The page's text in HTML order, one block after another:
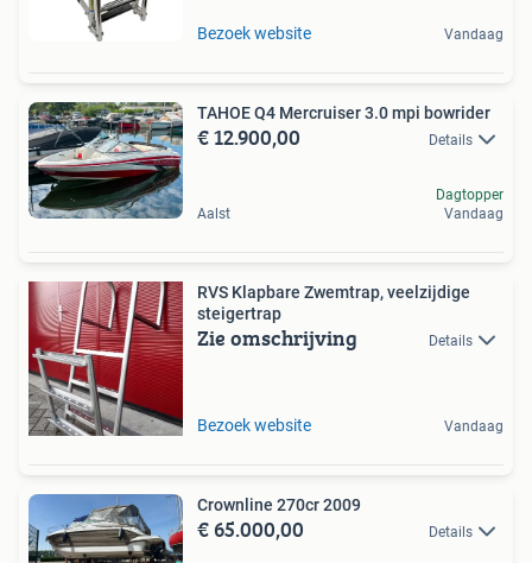
Bezoek website Vandaag
TAHOE Q4 Mercruiser 3.0 mpi bowrider
€ 12.900,00 Details
Aalst
Dagtopper
Vandaag
RVS Klapbare Zwemtrap, veelzijdige
steigertrap
Zie omschrijving Details
Bezoek website Vandaag
Crownline 270cr 2009
€ 65.000,00 Details